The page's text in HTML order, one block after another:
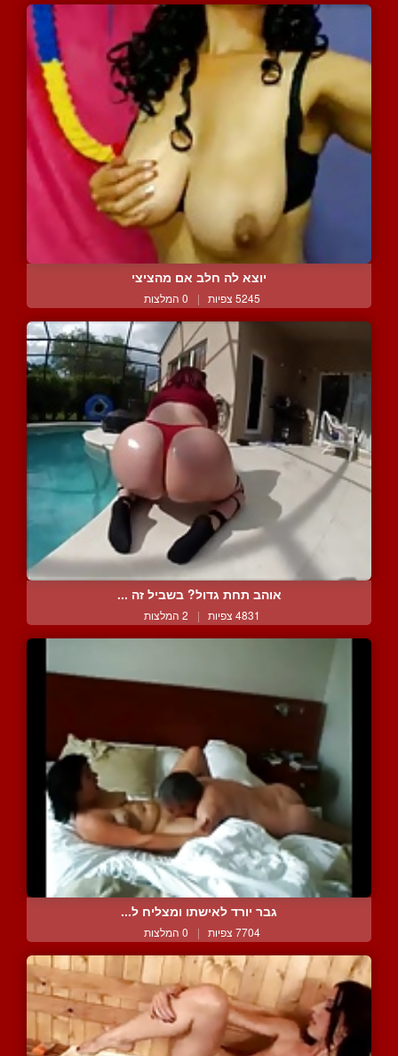
יוצא לה חלב אם מהציצי
5245 צפיות | 0 המלצות
אוהב תחת גדול? בשביל זה ...
4831 צפיות | 2 המלצות
גבר יורד לאישתו ומצליח ל...
7704 צפיות | 0 המלצות